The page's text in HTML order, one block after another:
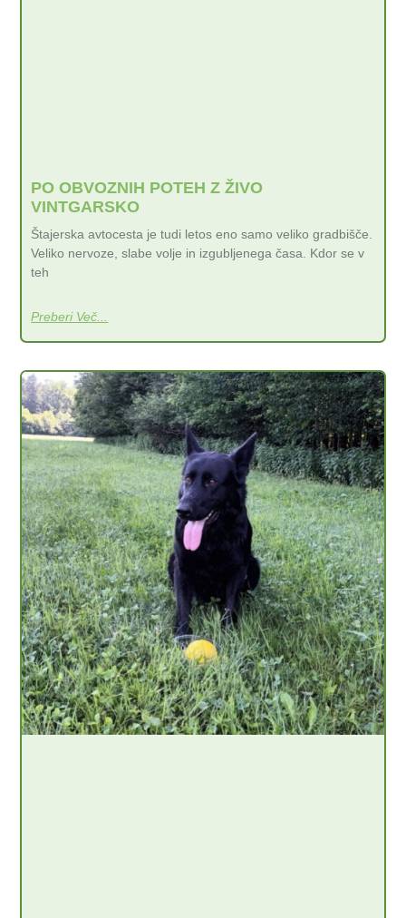
PO OBVOZNIH POTEH Z ŽIVO
VINTGARSKO
Štajerska avtocesta je tudi letos eno samo veliko gradbišče.
Veliko nervoze, slabe volje in izgubljenega časa. Kdor se v
teh
Preberi Več...